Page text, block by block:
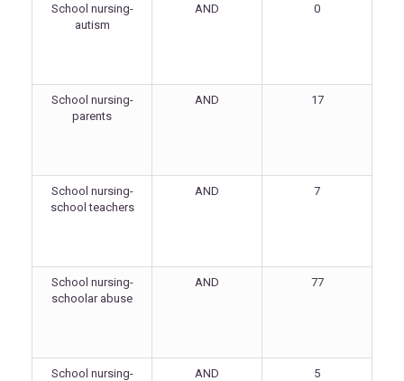
School nursing-
autism
AND 0
School nursing-
parents
AND 17
School nursing-
school teachers
AND 7
School nursing-
schoolar abuse
AND 77
School nursing-
AND 5